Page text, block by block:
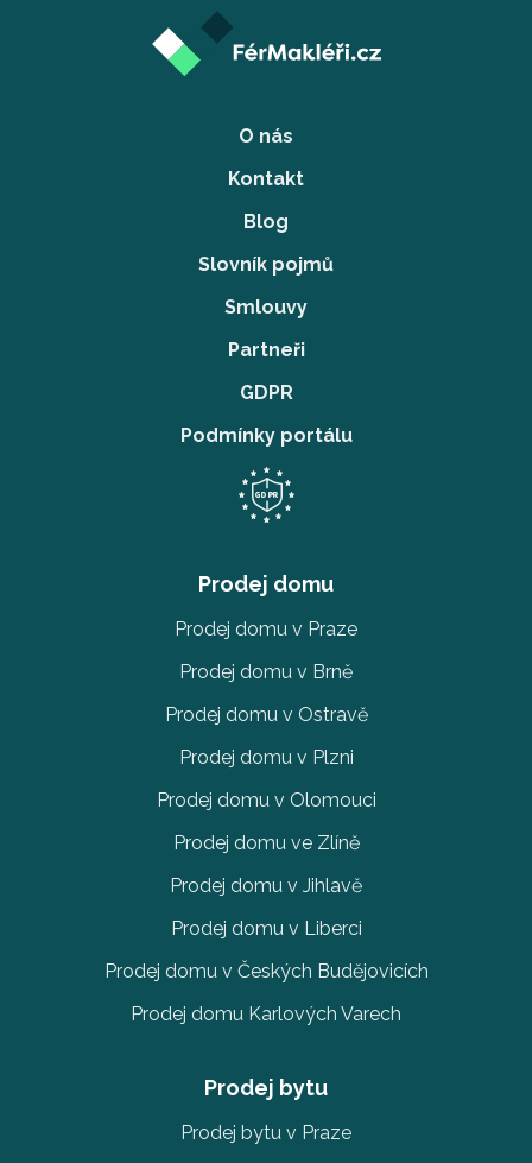
O nás
Kontakt
Blog
Slovník pojmů
Smlouvy
Partneři
GDPR
Podmínky portálu
Prodej domu
Prodej domu v Praze
Prodej domu v Brně
Prodej domu v Ostravě
Prodej domu v Plzni
Prodej domu v Olomouci
Prodej domu ve Zlíně
Prodej domu v Jihlavě
Prodej domu v Liberci
Prodej domu v Českých Budějovicích
Prodej domu Karlových Varech
Prodej bytu
Prodej bytu v Praze